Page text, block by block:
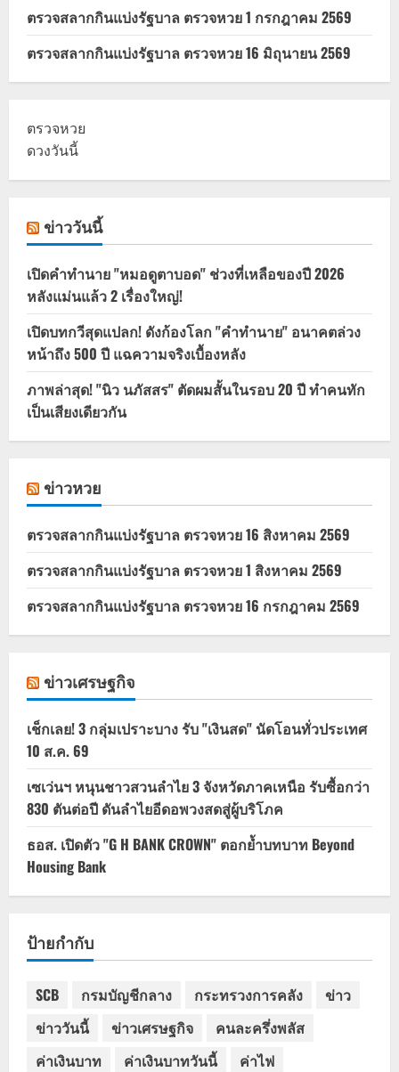
ตรวจสลากกินแบ่งรัฐบาล ตรวจหวย 1 กรกฎาคม 2569
ตรวจสลากกินแบ่งรัฐบาล ตรวจหวย 16 มิถุนายน 2569
ตรวจหวย
ดวงวันนี้
ข่าววันนี้
เปิดคำทำนาย "หมอดูตาบอด" ช่วงที่เหลือของปี 2026
หลังแม่นแล้ว 2 เรื่องใหญ่!
เปิดบทกวีสุดแปลก! ดังก้องโลก "คำทำนาย" อนาคตล่วง
หน้าถึง 500 ปี แฉความจริงเบื้องหลัง
ภาพล่าสุด! "นิว นภัสสร" ตัดผมสั้นในรอบ 20 ปี ทำคนทัก
เป็นเสียงเดียวกัน
ข่าวหวย
ตรวจสลากกินแบ่งรัฐบาล ตรวจหวย 16 สิงหาคม 2569
ตรวจสลากกินแบ่งรัฐบาล ตรวจหวย 1 สิงหาคม 2569
ตรวจสลากกินแบ่งรัฐบาล ตรวจหวย 16 กรกฎาคม 2569
ข่าวเศรษฐกิจ
เช็กเลย! 3 กลุ่มเปราะบาง รับ "เงินสด" นัดโอนทั่วประเทศ
10 ส.ค. 69
เซเว่นฯ หนุนชาวสวนลำไย 3 จังหวัดภาคเหนือ รับซื้อกว่า
830 ตันต่อปี ดันลำไยอีดอพวงสดสู่ผู้บริโภค
ธอส. เปิดตัว "G H BANK CROWN" ตอกย้ำบทบาท Beyond
Housing Bank
ป้ายกำกับ
SCB กรมบัญชีกลาง กระทรวงการคลัง
ข่าว
ข่าววันนี้
ข่าวเศรษฐกิจ
คนละครึ่งพลัส
ค่าเงินบาท
ค่าเงินบาทวันนี้
ค่าไฟ